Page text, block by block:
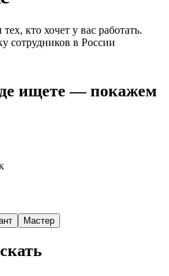
кто хочет у вас работать.
сотрудников в России
ищете — покажем
Мастер